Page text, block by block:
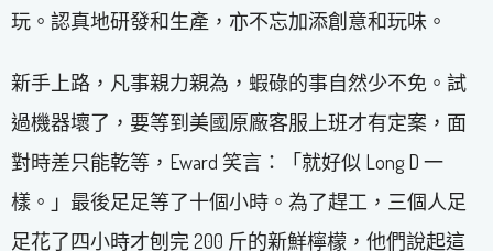
玩。認真地研發和生產，亦不忘加添創意和玩味。
新手上路，凡事親力親為，蝦碌的事自然少不免。試
過機器壞了，要等到美國原廠客服上班才有定案，面
對時差只能乾等，Eward 笑言：「就好似 Long D 一
樣。」最後足足等了十個小時。為了趕工，三個人足
足花了四小時才刨完 200 斤的新鮮檸檬，他們說起這